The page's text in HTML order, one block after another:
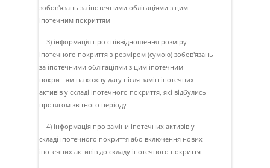
зобов'язань за іпотечними облігаціями з цим
іпотечним покриттям
3) інформація про співвідношення розміру
іпотечного покриття з розміром (сумою) зобов'язань
за іпотечними облігаціями з цим іпотечним
покриттям на кожну дату після замін іпотечних
активів у складі іпотечного покриття, які відбулись
протягом звітного періоду
4) інформація про заміни іпотечних активів у
складі іпотечного покриття або включення нових
іпотечних активів до складу іпотечного покриття